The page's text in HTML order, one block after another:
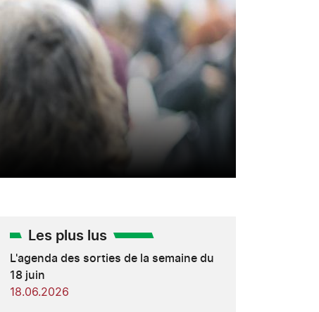
Les plus lus
L'agenda des sorties de la semaine du
18 juin
18.06.2026